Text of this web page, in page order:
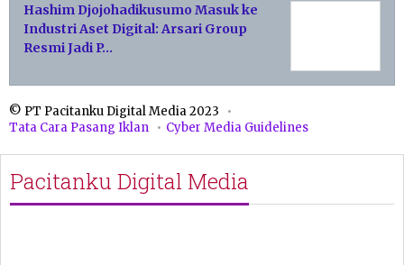
Hashim Djojohadikusumo Masuk ke
Industri Aset Digital: Arsari Group
Resmi Jadi P…
© PT Pacitanku Digital Media 2023
Tata Cara Pasang Iklan
Cyber Media Guidelines
Pacitanku Digital Media